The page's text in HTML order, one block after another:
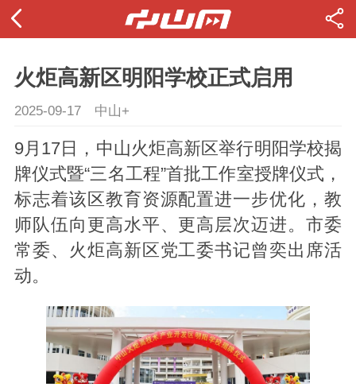
火炬高新区明阳学校正式启用
2025-09-17 中山+
9月17日，中山火炬高新区举行明阳学校揭
牌仪式暨“三名工程”首批工作室授牌仪式，
标志着该区教育资源配置进一步优化，教
师队伍向更高水平、更高层次迈进。市委
常委、火炬高新区党工委书记曾奕出席活
动。